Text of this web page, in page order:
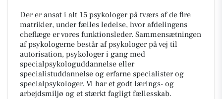
Der er ansat i alt 15 psykologer på tværs af de fire
matrikler, under fælles ledelse, hvor afdelingens
cheflæge er vores funktionsleder. Sammensætningen
af psykologerne består af psykologer på vej til
autorisation, psykologer i gang med
specialpsykologuddannelse eller
specialistuddannelse og erfarne specialister og
specialpsykologer. Vi har et godt lærings- og
arbejdsmiljø og et stærkt fagligt fællesskab.